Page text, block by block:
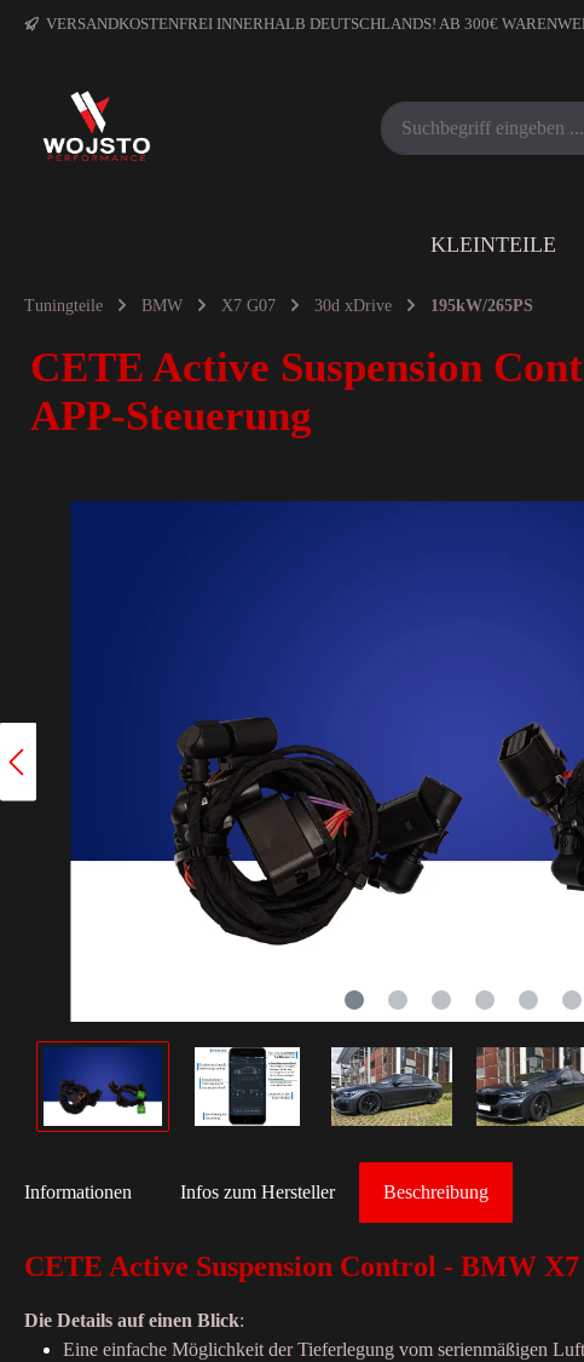
VERSANDKOSTENFREI INNERHALB DEUTSCHLANDS! AB 300€
KLEINTEILE
Tuningteile BMW X7 G07 30d xDrive 195kW/265PS
CETE Active Suspension
APP-Steuerung
Beschreibung
Informationen Infos zum Hersteller
CETE Active Suspension Control - BMW
Die Details auf einen Blick:
Eine einfache Möglichkeit der Tieferlegung vom serienmäßigen